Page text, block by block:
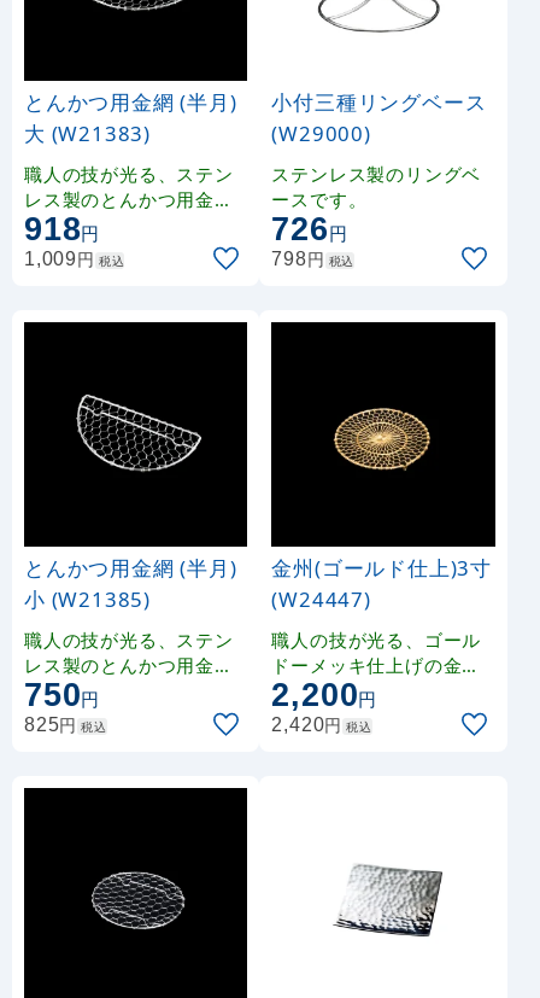
とんかつ用金網 (半月)
大 (W21383)
職人の技が光る、ステン
レス製のとんかつ用金網
です。
918円
1,009円 税込
小付三種リングベース
(W29000)
ステンレス製のリングベ
ースです。
726円
798円 税込
とんかつ用金網 (半月)
小 (W21385)
職人の技が光る、ステン
レス製のとんかつ用金網
です。
750円
825円 税込
金州(ゴールド仕上)3寸
(W24447)
職人の技が光る、ゴール
ドーメッキ仕上げの金洲
です。
2,200円
2,420円 税込